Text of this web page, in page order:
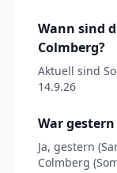
Wann sind
Colmberg?
Aktuell sind
14.9.26
War
Ja, gestern
Colmberg